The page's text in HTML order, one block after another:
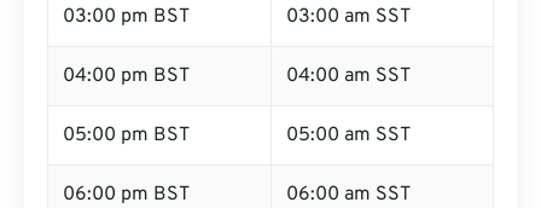
03:00 pm BST 03:00 am SST
04:00 pm BST 04:00 am SST
05:00 pm BST 05:00 am SST
06:00 pm BST 06:00 am SST